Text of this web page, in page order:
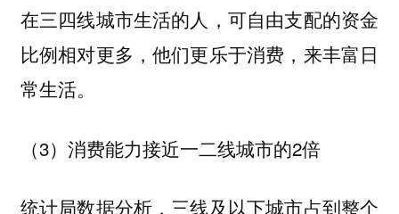
在三四线城市生活的人，可自由支配的资金
比例相对更多，他们更乐于消费，来丰富日
常生活。
（3）消费能力接近一二线城市的2倍
统计局数据分析，三线及以下城市占到整个